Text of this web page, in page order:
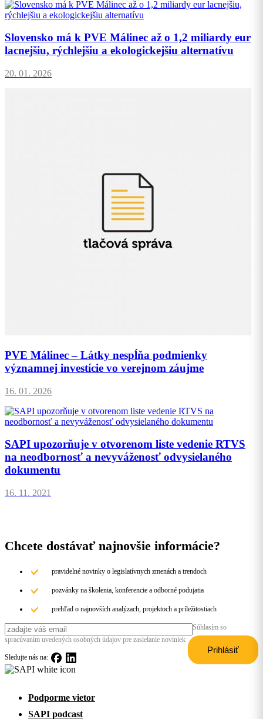
Slovensko má k PVE Málinec až o 1,2 miliardy eur
lacnejšiu, rýchlejšiu a ekologickejšiu alternatívu
20. 01. 2026
PVE Málinec – Látky nespĺňa podmienky
významnej investície vo verejnom záujme
16. 01. 2026
SAPI upozorňuje v otvorenom liste vedenie RTVS
na neodbornosť a nevyváženosť odvysielaného
dokumentu
16. 11. 2021
Chcete dostávať najnovšie informácie?
pravidelné novinky o legislatívnych zmenách a trendoch
pozvánky na školenia, konferencie a odborné podujatia
prehľad o najnovších analýzach, projektoch a príležitostiach
Súhlasím so
spracúvaním uvedených osobných údajov pre zasielanie noviniek
Sledujte nás na:
Podporme vietor
SAPI podcast